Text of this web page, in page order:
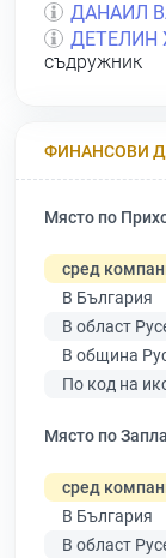
ДАНАИЛ
ДЕТЕЛИН
съдружник
ФИНАНСОВИ
Място по
сред
В България
В област
В община
По код на
Място по
сред
В България
В област